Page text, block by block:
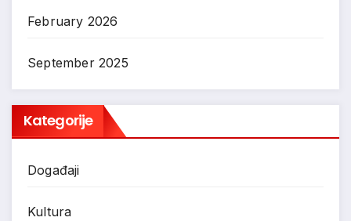
February 2026
September 2025
Kategorije
Događaji
Kultura